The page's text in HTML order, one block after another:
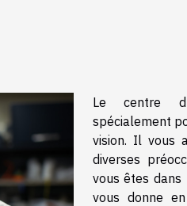
Le centre
spécialement
vision. Il vous
diverses
vous êtes
vous donne